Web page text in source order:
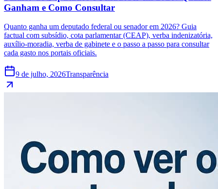
Ganham e Como Consultar
Quanto ganha um deputado federal ou senador em 2026? Guia
factual com subsídio, cota parlamentar (CEAP), verba indenizatória,
auxílio-moradia, verba de gabinete e o passo a passo para consultar
cada gasto nos portais oficiais.
9 de julho, 2026Transparência